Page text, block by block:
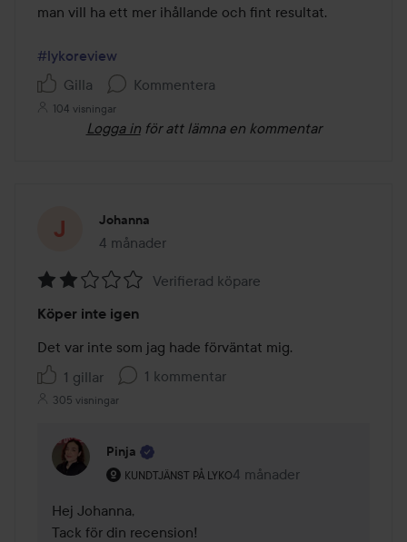
man vill ha ett mer ihållande och fint resultat.
#lykoreview
Gilla
Kommentera
104 visningar
Logga in för att lämna en kommentar
Johanna
4 månader
Inlägget skapades 4 månader
2
av
5
Verifierad köpare
Köper inte igen
Det var inte som jag hade förväntat mig.
1 gillar
1 kommentar
305 visningar
Pinja
KUNDTJÄNST PÅ LYKO
Användarens roll: Kundtjänst på Lyko.
4 månader
Kommentaren lades 4
Hej Johanna,
Tack för din recension!